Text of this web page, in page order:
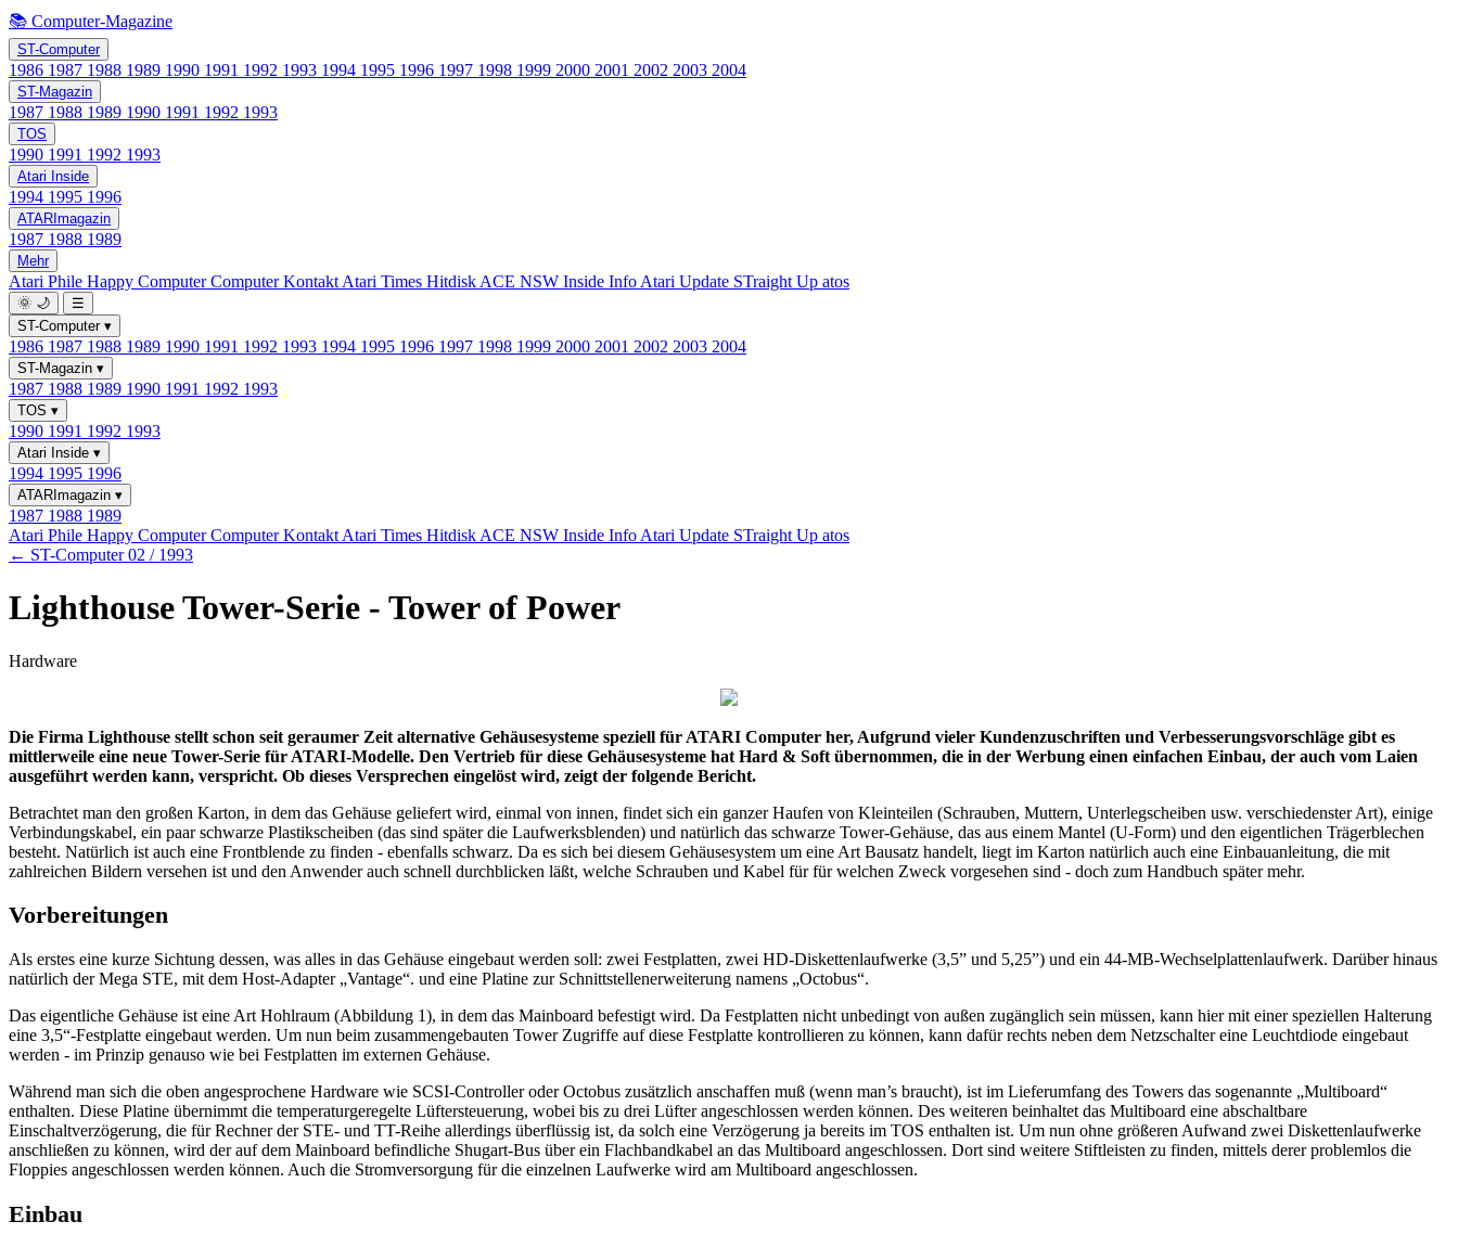
📚 Computer-Magazine
ST-Computer
1986 1987 1988 1989 1990 1991 1992 1993 1994 1995 1996 1997 1998 1999 2000 2001 2002 2003 2004
ST-Magazin
1987 1988 1989 1990 1991 1992 1993
TOS
1990 1991 1992 1993
Atari Inside
1994 1995 1996
ATARImagazin
1987 1988 1989
Mehr
Atari Phile Happy ComputerComputer Kontakt Atari Times Hitdisk ACE NSW Inside Info Atari Update STraight Up atos
🌞 🌙
☰
ST-Computer ▾
1986 1987 1988 1989 1990 1991 1992 1993 1994 1995 1996 1997 1998 1999 2000 2001 2002 2003 2004
ST-Magazin ▾
1987 1988 1989 1990 1991 1992 1993
TOS ▾
1990 1991 1992 1993
Atari Inside ▾
1994 1995 1996
ATARImagazin ▾
1987 1988 1989
Atari Phile Happy ComputerComputer Kontakt Atari Times Hitdisk ACE NSW Inside Info Atari Update STraight Up atos
← ST-Computer 02 / 1993
Lighthouse Tower-Serie - Tower of Power
Hardware
Die Firma Lighthouse stellt schon seit geraumer Zeit alternative Gehäusesysteme speziell für ATARI Computer her, Aufgrund vieler Kundenzuschriften und Verbesserungsvorschläge gibt es
mittlerweile eine neue Tower-Serie für ATARI-Modelle. Den Vertrieb für diese Gehäusesysteme hat Hard & Soft übernommen, die in der Werbung einen einfachen Einbau, der auch vom Laien
ausgeführt werden kann, verspricht. Ob dieses Versprechen eingelöst wird, zeigt der folgende Bericht.
Betrachtet man den großen Karton, in dem das Gehäuse geliefert wird, einmal von innen, findet sich ein ganzer Haufen von Kleinteilen (Schrauben, Muttern, Unterlegscheiben usw. verschiedenster Art), einige
Verbindungskabel, ein paar schwarze Plastikscheiben (das sind später die Laufwerksblenden) und natürlich das schwarze Tower-Gehäuse, das aus einem Mantel (U-Form) und den eigentlichen Trägerblechen
besteht. Natürlich ist auch eine Frontblende zu finden - ebenfalls schwarz. Da es sich bei diesem Gehäusesystem um eine Art Bausatz handelt, liegt im Karton natürlich auch eine Einbauanleitung, die mit
zahlreichen Bildern versehen ist und den Anwender auch schnell durchblicken läßt, welche Schrauben und Kabel für für welchen Zweck vorgesehen sind - doch zum Handbuch später mehr.
Vorbereitungen
Als erstes eine kurze Sichtung dessen, was alles in das Gehäuse eingebaut werden soll: zwei Festplatten, zwei HD-Diskettenlaufwerke (3,5” und 5,25”) und ein 44-MB-Wechselplattenlaufwerk. Darüber hinaus
natürlich der Mega STE, mit dem Host-Adapter „Vantage“. und eine Platine zur Schnittstellenerweiterung namens „Octobus“.
Das eigentliche Gehäuse ist eine Art Hohlraum (Abbildung 1), in dem das Mainboard befestigt wird. Da Festplatten nicht unbedingt von außen zugänglich sein müssen, kann hier mit einer speziellen Halterung
eine 3,5“-Festplatte eingebaut werden. Um nun beim zusammengebauten Tower Zugriffe auf diese Festplatte kontrollieren zu können, kann dafür rechts neben dem Netzschalter eine Leuchtdiode eingebaut
werden - im Prinzip genauso wie bei Festplatten im externen Gehäuse.
Während man sich die oben angesprochene Hardware wie SCSI-Controller oder Octobus zusätzlich anschaffen muß (wenn man’s braucht), ist im Lieferumfang des Towers das sogenannte „Multiboard“
enthalten. Diese Platine übernimmt die temperaturgeregelte Lüftersteuerung, wobei bis zu drei Lüfter angeschlossen werden können. Des weiteren beinhaltet das Multiboard eine abschaltbare
Einschaltverzögerung, die für Rechner der STE- und TT-Reihe allerdings überflüssig ist, da solch eine Verzögerung ja bereits im TOS enthalten ist. Um nun ohne größeren Aufwand zwei Diskettenlaufwerke
anschließen zu können, wird der auf dem Mainboard befindliche Shugart-Bus über ein Flachbandkabel an das Multiboard angeschlossen. Dort sind weitere Stiftleisten zu finden, mittels derer problemlos die
Floppies angeschlossen werden können. Auch die Stromversorgung für die einzelnen Laufwerke wird am Multiboard angeschlossen.
Einbau